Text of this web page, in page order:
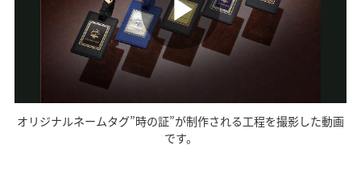
P
l
オリジナルネームタグ”時の証”が制作される工程を撮影した動画
です。